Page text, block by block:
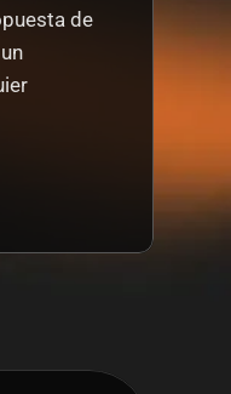
de